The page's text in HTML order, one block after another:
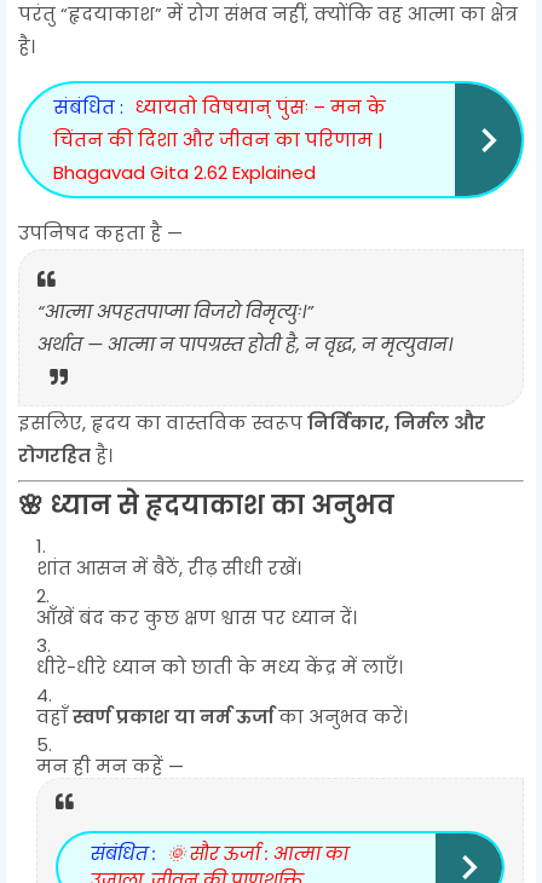
परंतु “हृदयाकाश” में रोग संभव नहीं, क्योंकि वह आत्मा का क्षेत्र
है।
संबंधित : ध्यायतो विषयान् पुंसः – मन के
चिंतन की दिशा और जीवन का परिणाम |
Bhagavad Gita 2.62 Explained
उपनिषद कहता है —
“आत्मा अपहतपाप्मा विजरो विमृत्युः।”
अर्थात — आत्मा न पापग्रस्त होती है, न वृद्ध, न मृत्युवान।
इसलिए, हृदय का वास्तविक स्वरूपनिर्विकार, निर्मल और
रोगरहितहै।
🌸 ध्यान से हृदयाकाश का अनुभव
शांत आसन में बैठें, रीढ़ सीधी रखें।
आँखें बंद कर कुछ क्षण श्वास पर ध्यान दें।
धीरे-धीरे ध्यान को छाती के मध्य केंद्र में लाएँ।
वहाँस्वर्ण प्रकाश या नर्म ऊर्जाका अनुभव करें।
मन ही मन कहें —
संबंधित : 🌞 सौर ऊर्जा : आत्मा का